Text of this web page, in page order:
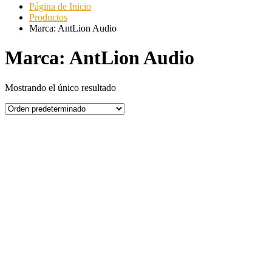
Página de Inicio
Productos
Marca: AntLion Audio
Marca: AntLion Audio
Mostrando el único resultado